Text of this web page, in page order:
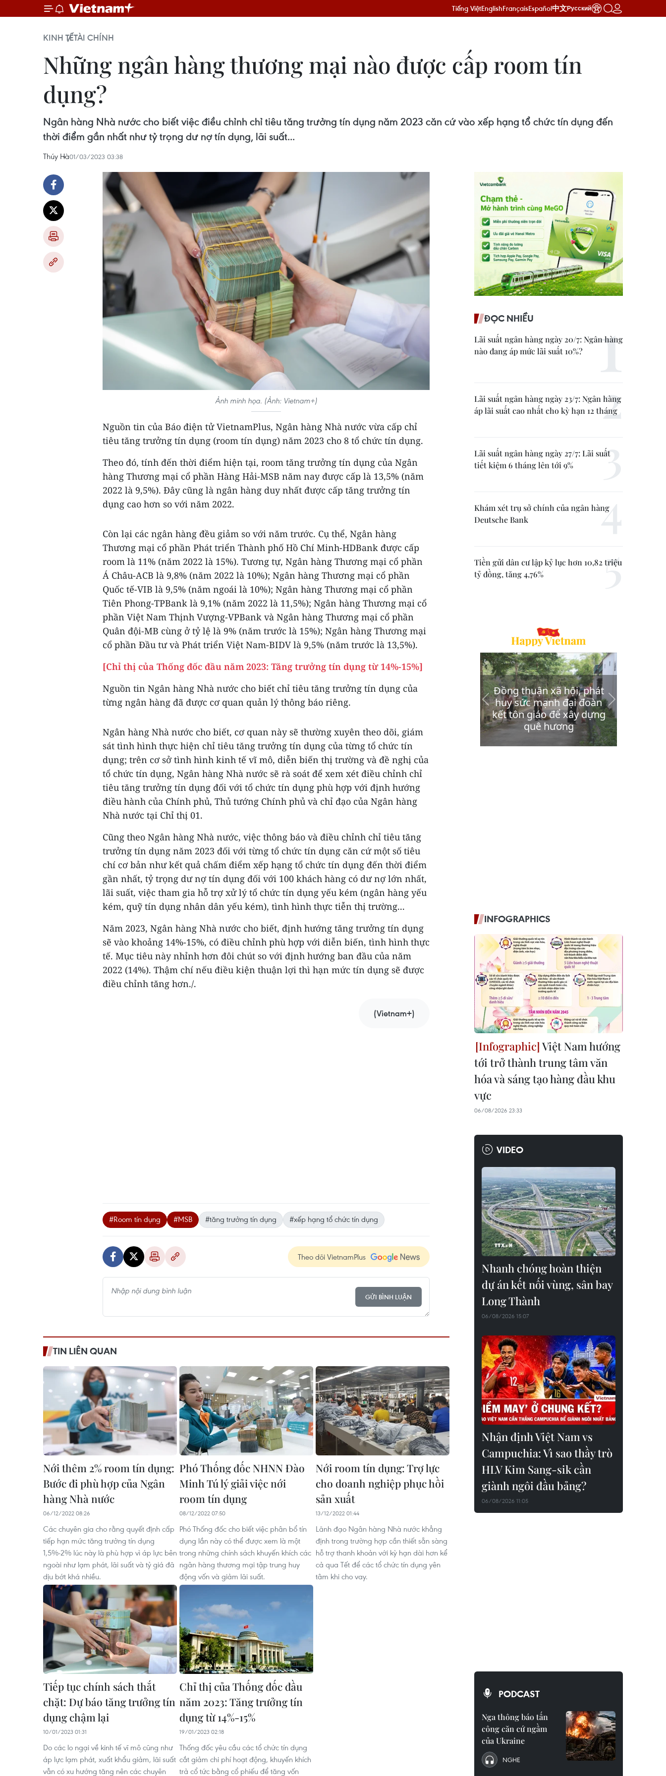
Tiếng ViệtEnglishFrançaisEspañol中文Русский
KINH TẾTÀI CHÍNH
Những ngân hàng thương mại nào được cấp room tín
dụng?
Ngân hàng Nhà nước cho biết việc điều chỉnh chỉ tiêu tăng trưởng tín dụng năm 2023 căn cứ vào xếp hạng tổ chức tín dụng đến
thời điểm gần nhất như tỷ trọng dư nợ tín dụng, lãi suất...
Thúy Hà01/03/2023 03:38
Ảnh minh họa. (Ảnh: Vietnam+)
Nguồn tin của Báo điện tử VietnamPlus, Ngân hàng Nhà nước vừa cấp chỉ
tiêu tăng trưởng tín dụng (room tín dụng) năm 2023 cho 8 tổ chức tín dụng.
Theo đó, tính đến thời điểm hiện tại, room tăng trưởng tín dụng của Ngân
hàng Thương mại cổ phần Hàng Hải-MSB năm nay được cấp là 13,5% (năm
2022 là 9,5%). Đây cũng là ngân hàng duy nhất được cấp tăng trưởng tín
dụng cao hơn so với năm 2022.
Còn lại các ngân hàng đều giảm so với năm trước. Cụ thể, Ngân hàng
Thương mại cổ phần Phát triển Thành phố Hồ Chí Minh-HDBank được cấp
room là 11% (năm 2022 là 15%). Tương tự, Ngân hàng Thương mại cổ phần
Á Châu-ACB là 9,8% (năm 2022 là 10%); Ngân hàng Thương mại cổ phần
Quốc tế-VIB là 9,5% (năm ngoái là 10%); Ngân hàng Thương mại cổ phần
Tiên Phong-TPBank là 9,1% (năm 2022 là 11,5%); Ngân hàng Thương mại cổ
phần Việt Nam Thịnh Vượng-VPBank và Ngân hàng Thương mại cổ phần
Quân đội-MB cùng ở tỷ lệ là 9% (năm trước là 15%); Ngân hàng Thương mại
cổ phần Đầu tư và Phát triển Việt Nam-BIDV là 9,5% (năm trước là 13,5%).
[Chỉ thị của Thống đốc đầu năm 2023: Tăng trưởng tín dụng từ 14%-15%]
Nguồn tin Ngân hàng Nhà nước cho biết chỉ tiêu tăng trưởng tín dụng của
từng ngân hàng đã được cơ quan quản lý thông báo riêng.
Ngân hàng Nhà nước cho biết, cơ quan này sẽ thường xuyên theo dõi, giám
sát tình hình thực hiện chỉ tiêu tăng trưởng tín dụng của từng tổ chức tín
dụng; trên cơ sở tình hình kinh tế vĩ mô, diễn biến thị trường và đề nghị của
tổ chức tín dụng, Ngân hàng Nhà nước sẽ rà soát để xem xét điều chỉnh chỉ
tiêu tăng trưởng tín dụng đối với tổ chức tín dụng phù hợp với định hướng
điều hành của Chính phủ, Thủ tướng Chính phủ và chỉ đạo của Ngân hàng
Nhà nước tại Chỉ thị 01.
Cũng theo Ngân hàng Nhà nước, việc thông báo và điều chỉnh chỉ tiêu tăng
trưởng tín dụng năm 2023 đối với từng tổ chức tín dụng căn cứ một số tiêu
chí cơ bản như kết quả chấm điểm xếp hạng tổ chức tín dụng đến thời điểm
gần nhất, tỷ trọng dư nợ tín dụng đối với 100 khách hàng có dư nợ lớn nhất,
lãi suất, việc tham gia hỗ trợ xử lý tổ chức tín dụng yếu kém (ngân hàng yếu
kém, quỹ tín dụng nhân dân yếu kém), tình hình thực tiễn thị trường...
Năm 2023, Ngân hàng Nhà nước cho biết, định hướng tăng trưởng tín dụng
sẽ vào khoảng 14%-15%, có điều chỉnh phù hợp với diễn biến, tình hình thực
tế. Mục tiêu này nhỉnh hơn đôi chút so với định hướng ban đầu của năm
2022 (14%). Thậm chí nếu điều kiện thuận lợi thì hạn mức tín dụng sẽ được
điều chỉnh tăng hơn./.
(Vietnam+)
#Room tín dụng #MSB #tăng trưởng tín dụng #xếp hạng tổ chức tín dụng
Theo dõi VietnamPlus
GỬI BÌNH LUẬN
TIN LIÊN QUAN
Nới thêm 2% room tín dụng:
Bước đi phù hợp của Ngân
hàng Nhà nước
06/12/2022 08:26
Các chuyên gia cho rằng quyết định cấp
tiếp hạn mức tăng trưởng tín dụng
1,5%-2% lúc này là phù hợp vì áp lực bên
ngoài như lạm phát, lãi suất và tỷ giá đã
dịu bớt khá nhiều.
Phó Thống đốc NHNN Đào
Minh Tú lý giải việc nới
room tín dụng
08/12/2022 07:50
Phó Thống đốc cho biết việc phân bổ tín
dụng lần này có thể được xem là một
trong những chính sách khuyến khích các
ngân hàng thương mại tập trung huy
động vốn và giảm lãi suất.
Nới room tín dụng: Trợ lực
cho doanh nghiệp phục hồi
sản xuất
13/12/2022 01:44
Lãnh đạo Ngân hàng Nhà nước khẳng
định trong trường hợp cần thiết sẵn sàng
hỗ trợ thanh khoản với kỳ hạn dài hơn kể
cả qua Tết để các tổ chức tín dụng yên
tâm khi cho vay.
Tiếp tục chính sách thắt
chặt: Dự báo tăng trưởng tín
dụng chậm lại
10/01/2023 01:31
Do các lo ngại về kinh tế vĩ mô cũng như
áp lực lạm phát, xuất khẩu giảm, lãi suất
vẫn có xu hướng tăng nên các chuyên
Chỉ thị của Thống đốc đầu
năm 2023: Tăng trưởng tín
dụng từ 14%-15%
19/01/2023 02:18
Thống đốc yêu cầu các tổ chức tín dụng
cắt giảm chi phí hoạt động, khuyến khích
trả cổ tức bằng cổ phiếu để tăng vốn
ĐỌC NHIỀU
Lãi suất ngân hàng ngày 20/7: Ngân hàng
nào đang áp mức lãi suất 10%?
Lãi suất ngân hàng ngày 23/7: Ngân hàng
áp lãi suất cao nhất cho kỳ hạn 12 tháng
Lãi suất ngân hàng ngày 27/7: Lãi suất
tiết kiệm 6 tháng lên tới 9%
Khám xét trụ sở chính của ngân hàng
Deutsche Bank
Tiền gửi dân cư lập kỷ lục hơn 10,82 triệu
tỷ đồng, tăng 4,76%
INFOGRAPHICS
Việt Nam hướng
tới trở thành trung tâm văn
hóa và sáng tạo hàng đầu khu
vực
06/08/2026 23:33
VIDEO
Nhanh chóng hoàn thiện
dự án kết nối vùng, sân bay
Long Thành
06/08/2026 15:07
Nhận định Việt Nam vs
Campuchia: Vì sao thầy trò
HLV Kim Sang-sik cần
giành ngôi đầu bảng?
06/08/2026 11:05
PODCAST
Nga thông báo tấn
công căn cứ ngầm
của Ukraine
NGHE